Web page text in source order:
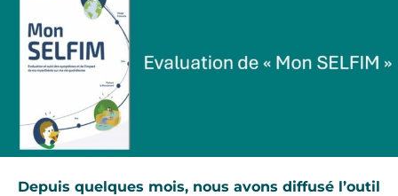
Depuis quelques mois, nous avons diffusé l’outil